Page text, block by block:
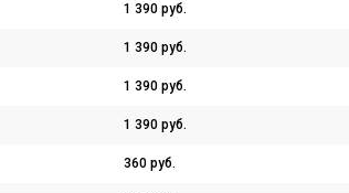
1 390 руб.
1 390 руб.
1 390 руб.
1 390 руб.
360 руб.